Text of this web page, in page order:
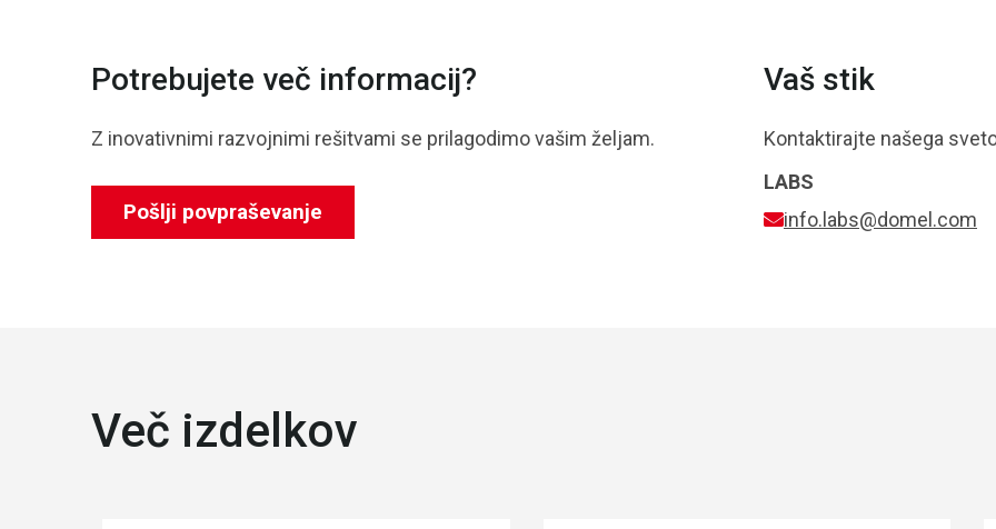
Potrebujete več informacij?
Z inovativnimi razvojnimi rešitvami se prilagodimo vašim željam.
Pošlji povpraševanje
Vaš stik
Kontaktirajte našega
LABS
info.labs@domel.com
Več izdelkov